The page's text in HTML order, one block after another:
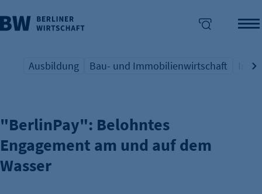
überspringen
Übersicht Schlagwort
Ausbildung
Übersicht Schlagwort
Bau- und Immobilienwirtschaft
WASSERTOURISMUS
"BerlinPay": Belohntes
Engagement am und auf dem
Wasser